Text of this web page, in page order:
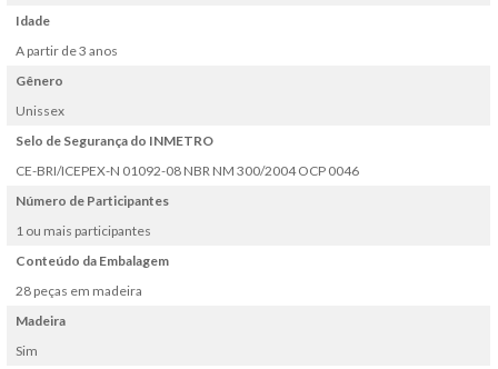
Idade
A partir de 3 anos
Gênero
Unissex
Selo de Segurança do INMETRO
CE-BRI/ICEPEX-N 01092-08 NBR NM 300/2004 OCP 0046
Número de Participantes
1 ou mais participantes
Conteúdo da Embalagem
28 peças em madeira
Madeira
Sim